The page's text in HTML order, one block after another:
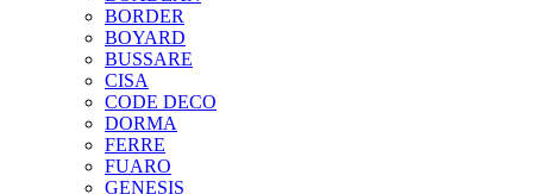
BORDER
BOYARD
BUSSARE
CISA
CODE DECO
DORMA
FERRE
FUARO
GENESIS